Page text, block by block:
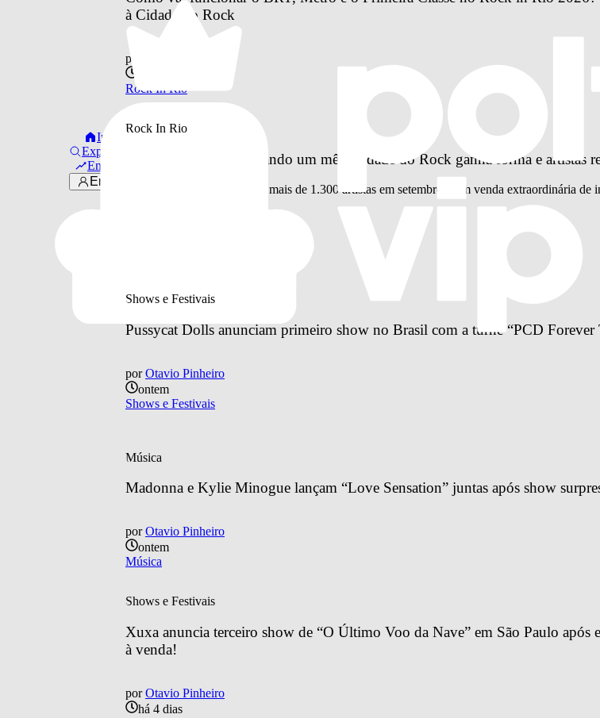
Início
Explorar
Em alta
Entrar
à Cidade do Rock
por
Rock In Rio
Rock In Rio
Rock in Rio 2026: faltando um mês, Cidade do Rock ganha forma e artistas
Festival recebe 190 shows e mais de 1.300 artistas em setembro, com venda extraordinária de
Shows e Festivais
Pussycat Dolls anunciam primeiro show no Brasil com a turnê “PCD Forever
por Otavio Pinheiro
ontem
Shows e Festivais
Música
Madonna e Kylie Minogue lançam “Love Sensation” juntas após show
por Otavio Pinheiro
ontem
Música
Shows e Festivais
Xuxa anuncia terceiro show de “O Último Voo da Nave” em São Paulo após
à venda!
por Otavio Pinheiro
há 4 dias